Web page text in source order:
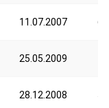
11.07.2007
25.05.2009
28.12.2008